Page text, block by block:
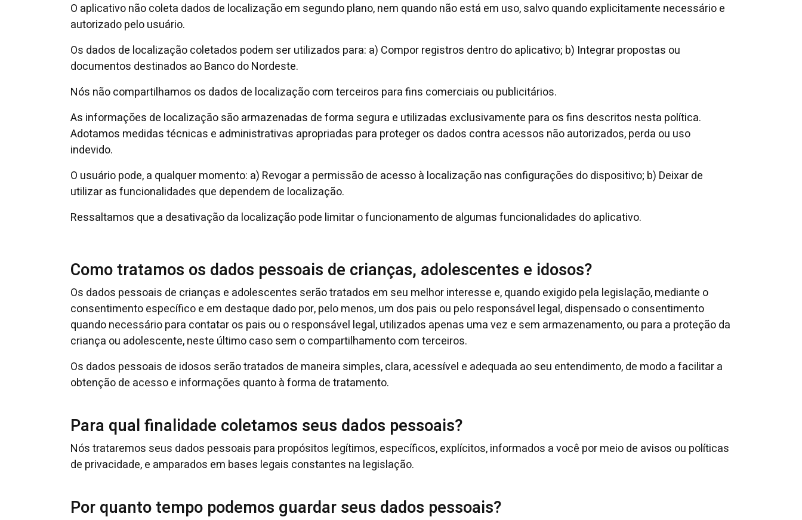
O aplicativo não coleta dados de localização em segundo plano, nem quando não está em uso, salvo quando explicitamente necessário e
autorizado pelo usuário.
Os dados de localização coletados podem ser utilizados para: a) Compor registros dentro do aplicativo; b) Integrar propostas ou
documentos destinados ao Banco do Nordeste.
Nós não compartilhamos os dados de localização com terceiros para fins comerciais ou publicitários.
As informações de localização são armazenadas de forma segura e utilizadas exclusivamente para os fins descritos nesta política.
Adotamos medidas técnicas e administrativas apropriadas para proteger os dados contra acessos não autorizados, perda ou uso
indevido.
O usuário pode, a qualquer momento: a) Revogar a permissão de acesso à localização nas configurações do dispositivo; b) Deixar de
utilizar as funcionalidades que dependem de localização.
Ressaltamos que a desativação da localização pode limitar o funcionamento de algumas funcionalidades do aplicativo.
Como tratamos os dados pessoais de crianças, adolescentes e idosos?
Os dados pessoais de crianças e adolescentes serão tratados em seu melhor interesse e, quando exigido pela legislação, mediante o
consentimento específico e em destaque dado por, pelo menos, um dos pais ou pelo responsável legal, dispensado o consentimento
quando necessário para contatar os pais ou o responsável legal, utilizados apenas uma vez e sem armazenamento, ou para a proteção da
criança ou adolescente, neste último caso sem o compartilhamento com terceiros.
Os dados pessoais de idosos serão tratados de maneira simples, clara, acessível e adequada ao seu entendimento, de modo a facilitar a
obtenção de acesso e informações quanto à forma de tratamento.
Para qual finalidade coletamos seus dados pessoais?
Nós trataremos seus dados pessoais para propósitos legítimos, específicos, explícitos, informados a você por meio de avisos ou políticas
de privacidade, e amparados em bases legais constantes na legislação.
Por quanto tempo podemos guardar seus dados pessoais?